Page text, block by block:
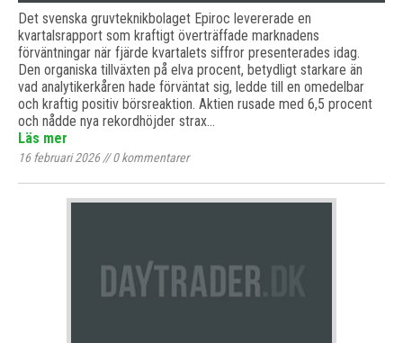
Det svenska gruvteknikbolaget Epiroc levererade en
kvartalsrapport som kraftigt överträffade marknadens
förväntningar när fjärde kvartalets siffror presenterades idag.
Den organiska tillväxten på elva procent, betydligt starkare än
vad analytikerkåren hade förväntat sig, ledde till en omedelbar
och kraftig positiv börsreaktion. Aktien rusade med 6,5 procent
och nådde nya rekordhöjder strax…
Läs mer
16 februari 2026//0kommentarer